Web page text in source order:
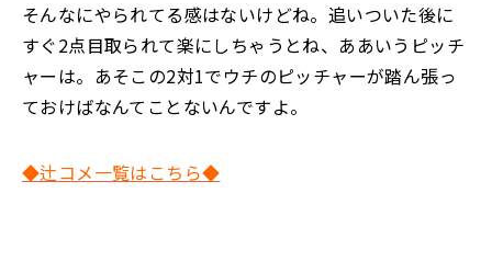
そんなにやられてる感はないけどね。追いついた後に
すぐ2点目取られて楽にしちゃうとね、ああいうピッチ
ャーは。あそこの2対1でウチのピッチャーが踏ん張っ
ておけばなんてことないんですよ。
◆辻コメ一覧はこちら◆